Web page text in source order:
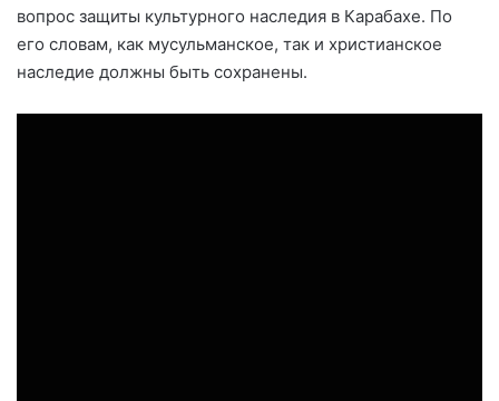
вопрос защиты культурного наследия в Карабахе. По
его словам, как мусульманское, так и христианское
наследие должны быть сохранены.